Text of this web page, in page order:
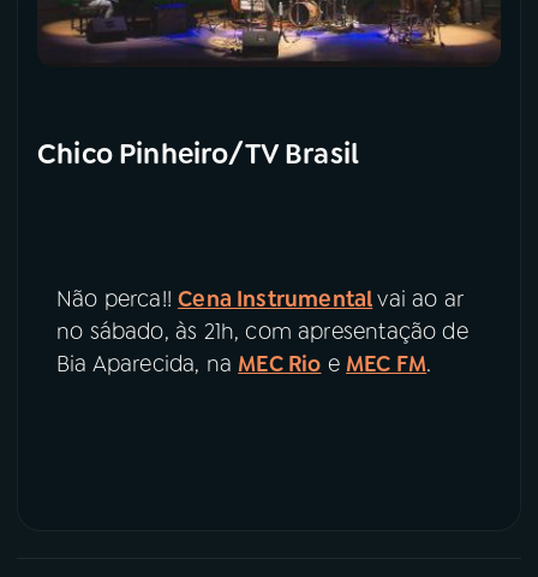
Chico Pinheiro/TV Brasil
Não perca!!Cena Instrumentalvai ao ar
no sábado, às 21h, com apresentação de
Bia Aparecida, na MEC Rio e MEC FM.